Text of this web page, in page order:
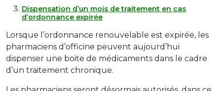
Dispensation d’un mois de traitement en cas
d’ordonnance expirée
Lorsque l’ordonnance renouvelable est expirée, les
pharmaciens d’officine peuvent aujourd’hui
dispenser une boite de médicaments dans le cadre
d’un traitement chronique.